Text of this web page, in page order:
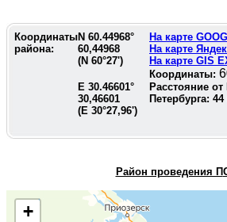
Координаты
района:
N 60.44968°
60,44968
(N 60°27')
На карте
На карте
На карте GIS
Координаты:
E 30.46601°
30,46601
(E 30°27,96')
Расстояние
Петербурга: 44
Район проведения П
+